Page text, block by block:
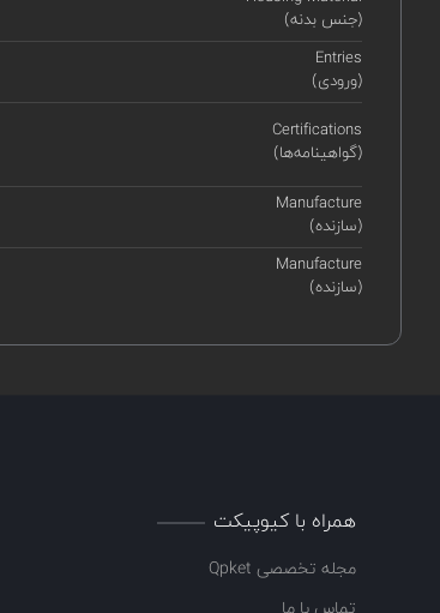
(جنس بدنه)
Entries
(ورودی)
Certifications
(گواهینامه‌ها)
Manufacture
(سازنده)
Manufacture
(سازنده)
همراه با کیوپیکت
مجله تخصصی Qpket